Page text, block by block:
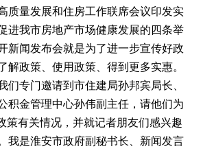
质量发展和住房工作联席会议印发实
进我市房地产市场健康发展的四条举
新闻发布会就是为了进一步宣传好政
解政策、使用政策、得到更多实惠。
专门邀请到市住建局孙邦宾局长、
积金管理中心孙伟副主任，请他们为
策有关情况，并就记者朋友们感兴趣
我是淮安市政府副秘书长、新闻发言